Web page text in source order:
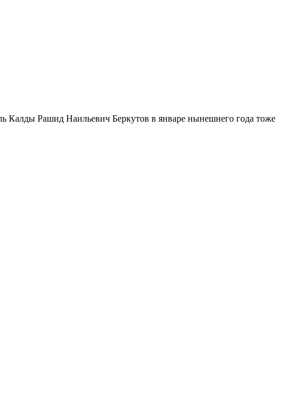
Калды Рашид Наильевич Беркутов в январе нынешнего года тоже